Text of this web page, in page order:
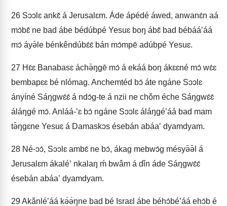
26 Sɔɔlɛ ankɛ̌ á Jerusalɛm. Áde ápédé áwed, anwanɛ́n aá
mɔ́bɛ̂ ne bad ábe bédúbpé Yesuɛ boŋ ábɛ̂ bad bébááʼáá
mɔ́ áyə̄le bénkêndúbɛ́ɛ́ bán mɔ́mpē adúbpé Yesuɛ.
27 Hɛ́ɛ Banabasɛ áchə̄ŋgē mɔ́ á ekáá boŋ ákɛɛné mɔ́ wɛ́ɛ
bembapɛɛ bé nlómag. Anchemtéd bɔ́ áte ngáne Sɔɔlɛ
ányíné Sáŋgwɛ́ɛ́ á ndɔ́g-te á nzii ne chǒm éche Sáŋgwɛ́ɛ́
áláŋgé mɔ́. Anláá-ʼɛ bɔ́ ngáne Sɔɔlɛ áláŋgéʼáá bad mam
tə̂ŋgɛne Yesuɛ á Damaskɔs ésebán abáaʼ dyamdyam.
28 Né-ɔɔ́, Sɔɔlɛ ambɛ́ ne bɔ́, ákag mebwɔ́g mésyə̄ə̄l á
Jerusalɛm ákaléʼ nkalaŋ ḿ bwâm á dǐn áde Sáŋgwɛ́ɛ́
ésebán abáaʼ dyamdyam.
29Akǎnléʼáá kə́ə́ŋne bad bé Israɛl ábe béhɔ́béʼáá ehɔ́b é